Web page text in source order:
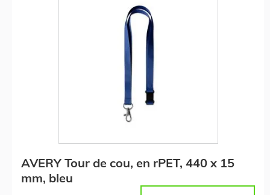
AVERY Tour de cou, en rPET, 440 x 15
mm, bleu